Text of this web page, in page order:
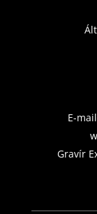
E-
Gravír